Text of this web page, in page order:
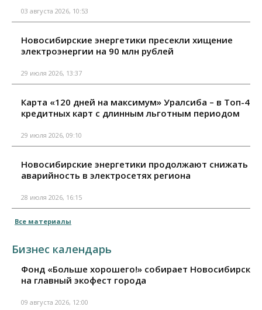
03 августа 2026, 10:53
Новосибирские энергетики пресекли хищение
электроэнергии на 90 млн рублей
29 июля 2026, 13:37
Карта «120 дней на максимум» Уралсиба – в Топ-4
кредитных карт с длинным льготным периодом
29 июля 2026, 09:10
Новосибирские энергетики продолжают снижать
аварийность в электросетях региона
28 июля 2026, 16:15
Все материалы
Бизнес календарь
Фонд «Больше хорошего!» собирает Новосибирск
на главный экофест города
09 августа 2026, 12:00